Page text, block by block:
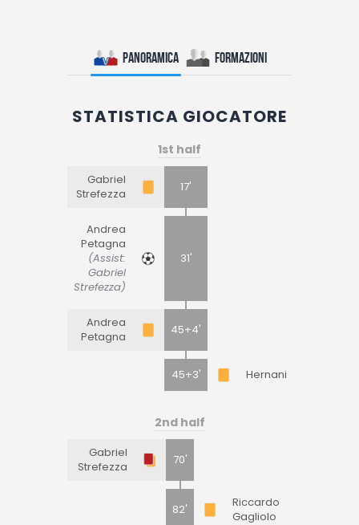
Panoramica Formazioni
STATISTICA GIOCATORE
1st half
Gabriel
Strefezza
17'
Andrea
Petagna
(Assist:
Gabriel
Strefezza)
31'
Andrea
Petagna
45+4'
45+3' Hernani
2nd half
Gabriel
Strefezza
70'
82'
Riccardo
Gagliolo